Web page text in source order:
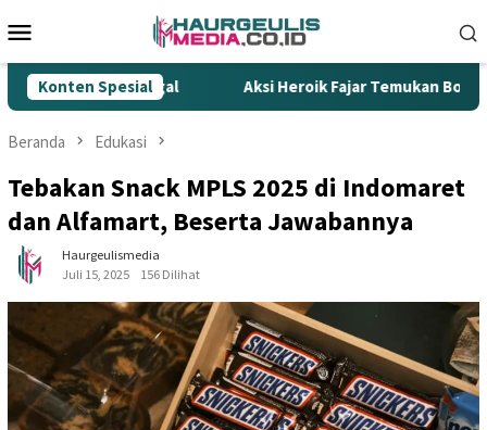
ke
Mobile
Konten Spesial
Rokok Ilegal Aksi Heroik Fajar Temukan Bocah
Beranda Edukasi
Tebakan Snack MPLS 2025 di Indomaret
dan Alfamart, Beserta Jawabannya
Haurgeulismedia
Juli 15, 2025
156 Dilihat